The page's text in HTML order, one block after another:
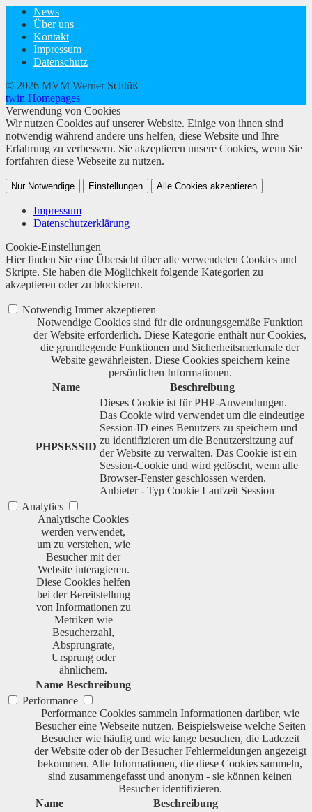
News
Über uns
Kontakt
Impressum
Datenschutz
© 2026 MVM Werner Schlüß
twin Homepages
Verwendung von Cookies
Wir nutzen Cookies auf unserer Website. Einige von ihnen sind
notwendig während andere uns helfen, diese Website und Ihre
Erfahrung zu verbessern. Sie akzeptieren unsere Cookies, wenn Sie
fortfahren diese Webseite zu nutzen.
Nur Notwendige Einstellungen Alle Cookies akzeptieren
Impressum
Datenschutzerklärung
Cookie-Einstellungen
Hier finden Sie eine Übersicht über alle verwendeten Cookies und
Skripte. Sie haben die Möglichkeit folgende Kategorien zu
akzeptieren oder zu blockieren.
Notwendig Immer akzeptieren
Notwendige Cookies sind für die ordnungsgemäße Funktion
der Website erforderlich. Diese Kategorie enthält nur Cookies,
die grundlegende Funktionen und Sicherheitsmerkmale der
Website gewährleisten. Diese Cookies speichern keine
persönlichen Informationen.
Name
Beschreibung
PHPSESSID
Dieses Cookie ist für PHP-Anwendungen.
Das Cookie wird verwendet um die eindeutige
Session-ID eines Benutzers zu speichern und
zu identifizieren um die Benutzersitzung auf
der Website zu verwalten. Das Cookie ist ein
Session-Cookie und wird gelöscht, wenn alle
Browser-Fenster geschlossen werden.
Anbieter - Typ Cookie Laufzeit Session
Analytics
Analytische Cookies
werden verwendet,
um zu verstehen, wie
Besucher mit der
Website interagieren.
Diese Cookies helfen
bei der Bereitstellung
von Informationen zu
Metriken wie
Besucherzahl,
Absprungrate,
Ursprung oder
ähnlichem.
Name Beschreibung
Performance
Performance Cookies sammeln Informationen darüber, wie
Besucher eine Webseite nutzen. Beispielsweise welche Seiten
Besucher wie häufig und wie lange besuchen, die Ladezeit
der Website oder ob der Besucher Fehlermeldungen angezeigt
bekommen. Alle Informationen, die diese Cookies sammeln,
sind zusammengefasst und anonym - sie können keinen
Besucher identifizieren.
Name
Beschreibung